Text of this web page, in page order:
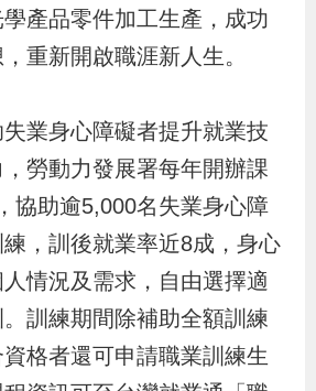
產品零件加工生產，成功
重新開啟職涯新人生。
身心障礙者提升就業技
勞動力發展署每年開辦課
協助逾5,000名失業身心障
，訓後就業率近8成，身心
情況及需求，自由選擇適
訓練期間除補助全額訓練
格者還可申請職業訓練生